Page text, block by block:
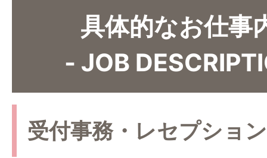
具体的なお仕事
- JOB
受付事務・レセプション